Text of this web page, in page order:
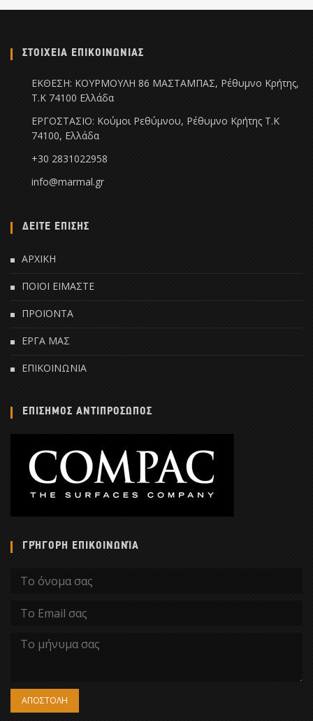
ΣΤΟΙΧΕΙΑ ΕΠΙΚΟΙΝΩΝΙΑΣ
ΕΚΘΕΣΗ: ΚΟΥΡΜΟΥΛΗ 86 ΜΑΣΤΑΜΠΑΣ, Ρέθυμνο Κρήτης,
Τ.Κ 74100 Ελλάδα
ΕΡΓΟΣΤΑΣΙΟ: Κούμοι Ρεθύμνου, Ρέθυμνο Κρήτης Τ.Κ
74100, Ελλάδα
+30 2831022958
info@marmal.gr
ΔΕΙΤΕ ΕΠΙΣΗΣ
ΑΡΧΙΚΗ
ΠΟΙΟΙ ΕΙΜΑΣΤΕ
ΠΡΟΪΟΝΤΑ
ΕΡΓΑ ΜΑΣ
ΕΠΙΚΟΙΝΩΝΙΑ
ΕΠΙΣΗΜΟΣ ΑΝΤΙΠΡΟΣΩΠΟΣ
ΓΡΉΓΟΡΗ ΕΠΙΚΟΙΝΩΝΊΑ